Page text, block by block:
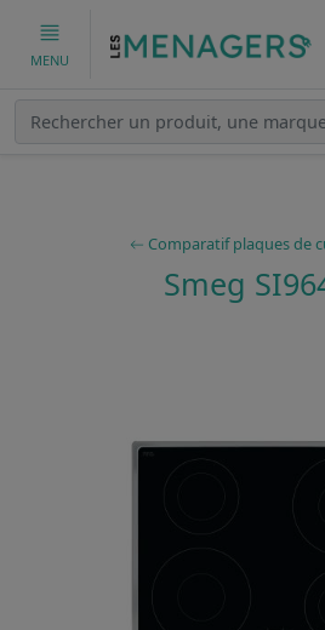
MENU
Comparatif plaques de
Smeg